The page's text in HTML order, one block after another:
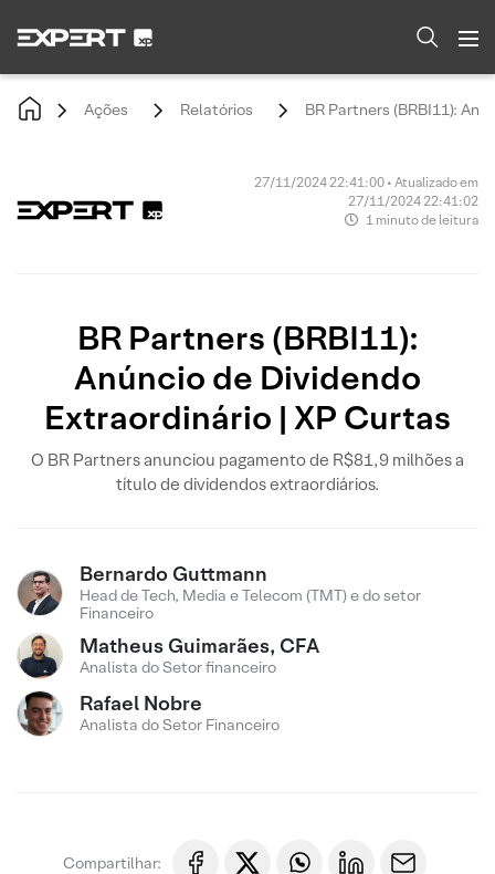
Ações Relatórios BR Partners (BRBI11):
27/11/2024 22:41:00 • Atualizado em
27/11/2024 22:41:02
1 minuto de leitura
BR Partners (BRBI11):
Anúncio de Dividendo
Extraordinário | XP Curtas
O BR Partners anunciou pagamento de R$81,9 milhões a
título de dividendos extraordiários.
Bernardo Guttmann
Head de Tech, Media e Telecom (TMT) e do setor
Financeiro
Matheus Guimarães, CFA
Analista do Setor financeiro
Rafael Nobre
Analista do Setor Financeiro
Compartilhar: